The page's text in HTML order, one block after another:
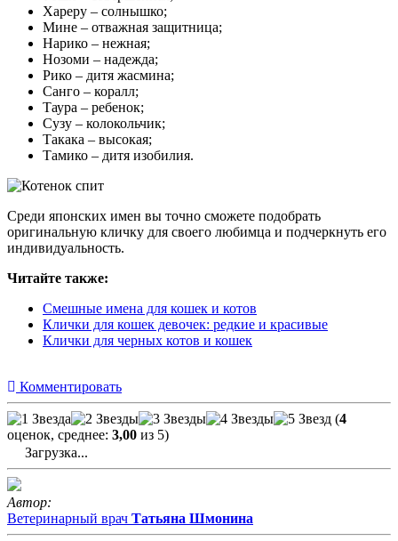
Хареру – солнышко;
Мине – отважная защитница;
Нарико – нежная;
Нозоми – надежда;
Рико – дитя жасмина;
Санго – коралл;
Таура – ребенок;
Сузу – колокольчик;
Такака – высокая;
Тамико – дитя изобилия.
Среди японских имен вы точно сможете подобрать
оригинальную кличку для своего любимца и подчеркнуть его
индивидуальность.
Читайте также:
Смешные имена для кошек и котов
Клички для кошек девочек: редкие и красивые
Клички для черных котов и кошек
Комментировать
(4
оценок, среднее: 3,00 из 5)
Загрузка...
Автор:
Ветеринарный врач Татьяна Шмонина